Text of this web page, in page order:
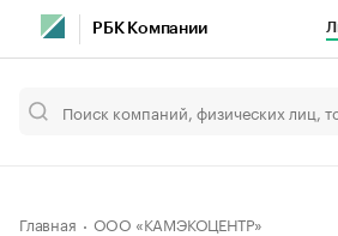
РБК Компании
Главная ООО «КАМЭКОЦЕНТР»